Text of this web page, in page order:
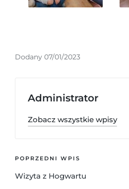
Dodany 07/01/2023
Administrator
Zobacz wszystkie wpisy
POPRZEDNI WPIS
Wizyta z Hogwartu